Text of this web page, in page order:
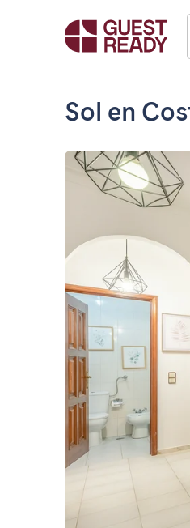
Sol en